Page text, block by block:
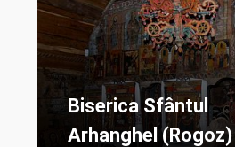
Biserica Sfântul
Arhanghel (Rogoz)